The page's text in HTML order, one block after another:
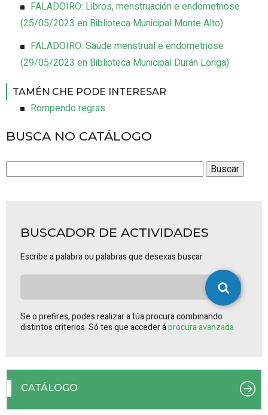
FALADOIRO: Libros, menstruación e endometriose
(25/05/2023 en Biblioteca Municipal Monte Alto)
FALADOIRO: Saúde menstrual e endometriose
(29/05/2023 en Biblioteca Municipal Durán Loriga)
TAMÉN CHE PODE INTERESAR
Rompendo regras
BUSCA NO CATÁLOGO
BUSCADOR DE ACTIVIDADES
Escribe a palabra ou palabras que desexas buscar
Se o prefires, podes realizar a túa procura combinando
distintos criterios. Só tes que acceder áprocura avanzada
CATÁLOGO